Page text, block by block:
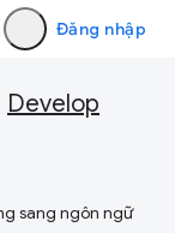
Đăng nhập
Develop
sang ngôn ngữ